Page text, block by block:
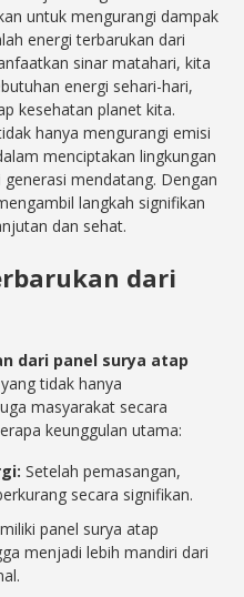
untuk mengurangi dampak
energi terbarukan dari
sinar matahari, kita
energi sehari-hari,
kesehatan planet kita.
hanya mengurangi emisi
menciptakan lingkungan
mendatang. Dengan
langkah signifikan
dan sehat.
dari
dari panel surya atap
tidak hanya
masyarakat secara
keunggulan utama:
Setelah pemasangan,
secara signifikan.
panel surya atap
menjadi lebih mandiri dari